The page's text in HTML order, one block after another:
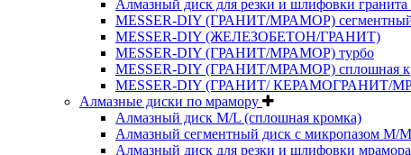
Алмазный диск для резки и шлифовки гранита
MESSER-DIY (ГРАНИТ/МРАМОР)
MESSER-DIY (ЖЕЛЕЗОБЕТОН/ГРАНИТ)
MESSER-DIY (ГРАНИТ/МРАМОР) турбо
MESSER-DIY (ГРАНИТ/МРАМОР) сплошная
MESSER-DIY (ГРАНИТ/ КЕРАМОГРАНИТ/
Алмазные диски по мрамору
Алмазный диск M/L (сплошная кромка)
Алмазный сегментный диск с микропазом M/M
Алмазный диск для резки и шлифовки